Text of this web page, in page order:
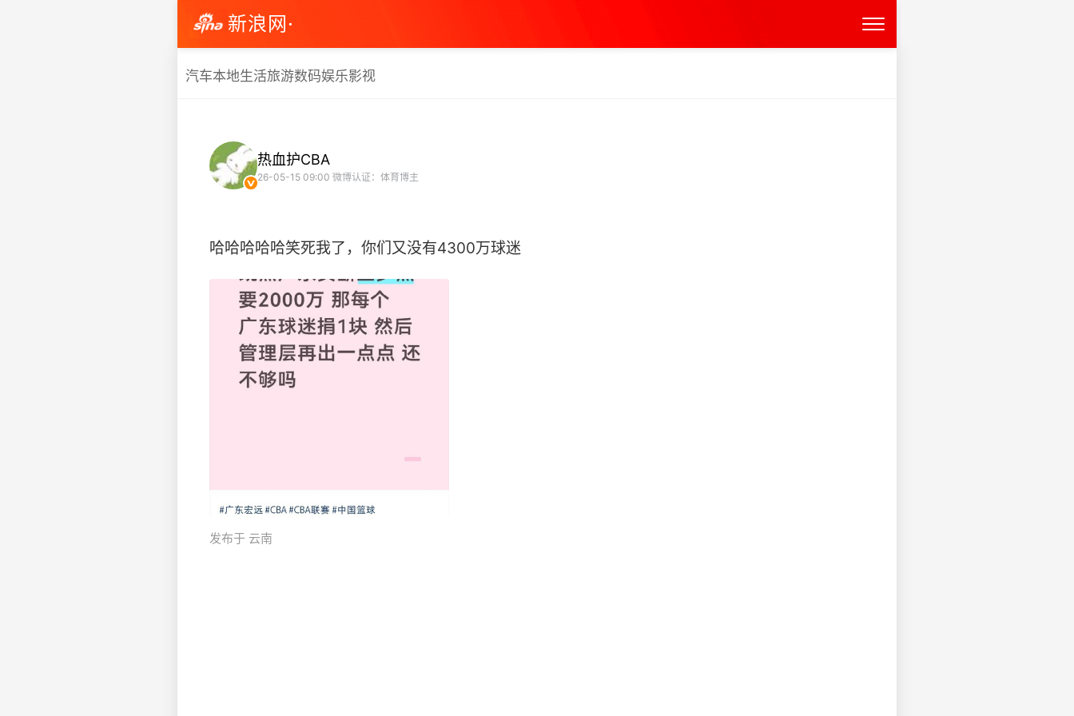
新浪网·
汽车本地生活旅游数码娱乐影视
热血护CBA
26-05-15 09:00 微博认证：体育博主
哈哈哈哈哈笑死我了，你们又没有4300万球迷 ​
发布于 云南